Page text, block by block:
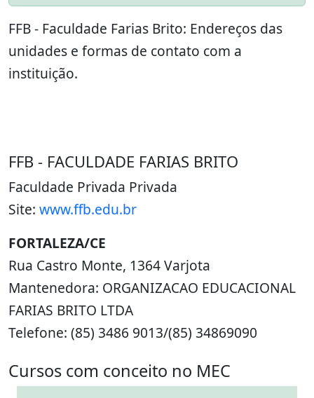
FFB - Faculdade Farias Brito: Endereços das
unidades e formas de contato com a
instituição.
FFB - FACULDADE FARIAS BRITO
Faculdade Privada Privada
Site: www.ffb.edu.br
FORTALEZA/CE
Rua Castro Monte, 1364 Varjota
Mantenedora: ORGANIZACAO EDUCACIONAL
FARIAS BRITO LTDA
Telefone: (85) 3486 9013/(85) 34869090
Cursos com conceito no MEC